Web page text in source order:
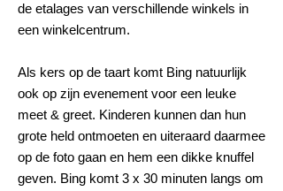
de etalages van verschillende winkels in
een winkelcentrum.
Als kers op de taart komt Bing natuurlijk
ook op zijn evenement voor een leuke
meet & greet. Kinderen kunnen dan hun
grote held ontmoeten en uiteraard daarmee
op de foto gaan en hem een dikke knuffel
geven. Bing komt 3 x 30 minuten langs om